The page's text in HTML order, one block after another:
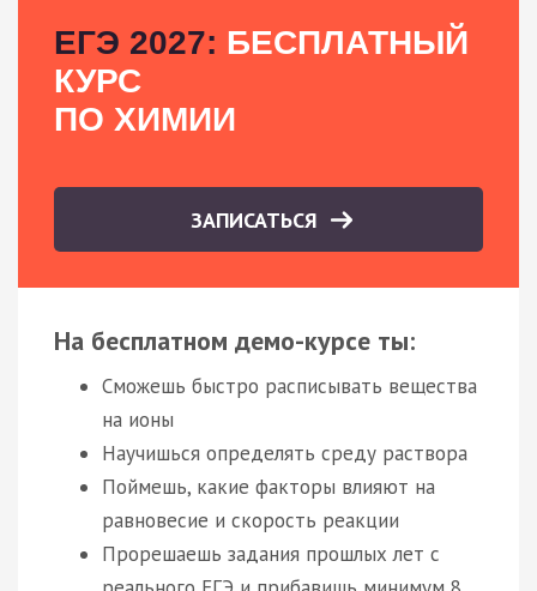
ЕГЭ 2027: БЕСПЛАТНЫЙ
КУРС
ПО ХИМИИ
ЗАПИСАТЬСЯ
На бесплатном демо-курсе ты:
Сможешь быстро расписывать вещества
на ионы
Научишься определять среду раствора
Поймешь, какие факторы влияют на
равновесие и скорость реакции
Прорешаешь задания прошлых лет с